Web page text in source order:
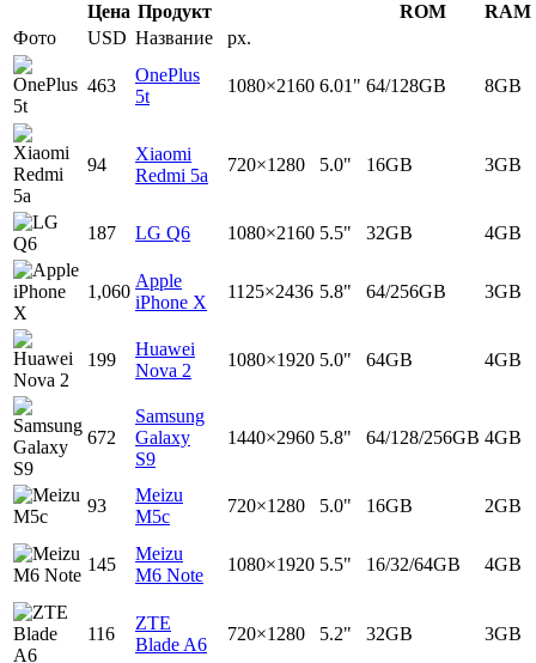
Цена Продукт ROM
RAM
Фото
USD Название px.
463
OnePlus
5t
1080×2160 6.01" 64/128GB 8GB
94
Xiaomi
Redmi 5a
720×1280 5.0" 16GB 3GB
187 LG Q6 1080×2160 5.5" 32GB 4GB
1,060
Apple
iPhone X
1125×2436 5.8" 64/256GB 3GB
199
Huawei
Nova 2
1080×1920 5.0" 64GB 4GB
672
Samsung
Galaxy
S9
1440×2960 5.8" 64/128/256GB 4GB
93
Meizu
M5c
720×1280 5.0" 16GB 2GB
145
Meizu
M6 Note
1080×1920 5.5" 16/32/64GB 4GB
116
ZTE
Blade A6
720×1280 5.2" 32GB 3GB